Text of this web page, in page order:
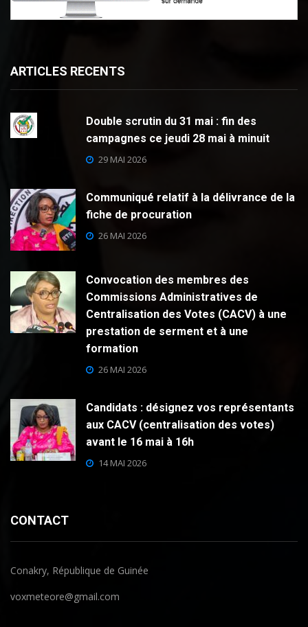
ARTICLES RECENTS
Double scrutin du 31 mai : fin des
campagnes ce jeudi 28 mai à minuit
29 MAI 2026
Communiqué relatif à la délivrance de la
fiche de procuration
26 MAI 2026
Convocation des membres des
Commissions Administratives de
Centralisation des Votes (CACV) à une
prestation de serment et à une
formation
26 MAI 2026
Candidats : désignez vos représentants
aux CACV (centralisation des votes)
avant le 16 mai à 16h
14 MAI 2026
CONTACT
Conakry, République de Guinée
voxmeteore@gmail.com